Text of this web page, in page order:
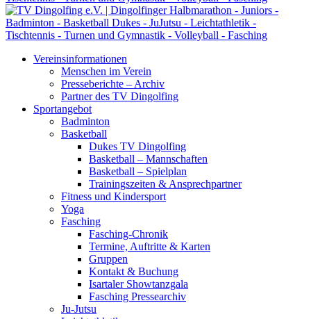
Vereinsinformationen
Menschen im Verein
Presseberichte – Archiv
Partner des TV Dingolfing
Sportangebot
Badminton
Basketball
Dukes TV Dingolfing
Basketball – Mannschaften
Basketball – Spielplan
Trainingszeiten & Ansprechpartner
Fitness und Kindersport
Yoga
Fasching
Fasching-Chronik
Termine, Auftritte & Karten
Gruppen
Kontakt & Buchung
Isartaler Showtanzgala
Fasching Pressearchiv
Ju-Jutsu